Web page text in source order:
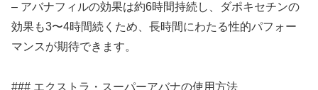
– アバナフィルの効果は約6時間持続し、ダポキセチンの
効果も3〜4時間続くため、長時間にわたる性的パフォー
マンスが期待できます。
### エクストラ・スーパーアバナの使用方法